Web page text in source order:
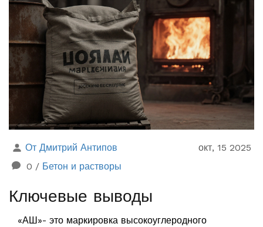
От Дмитрий Антипов
окт, 15 2025
0 / Бетон и растворы
Ключевые выводы
«АШ»- это маркировка высокоуглеродного